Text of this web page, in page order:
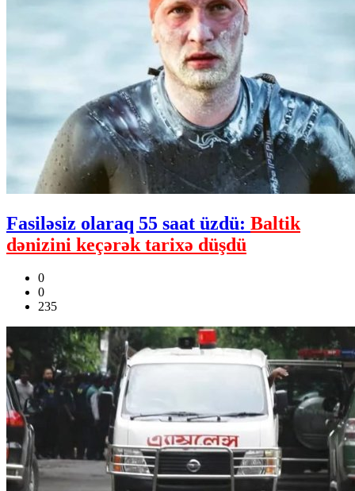
Fasiləsiz olaraq 55 saat üzdü: Baltik
dənizini keçərək tarixə düşdü
0
0
235